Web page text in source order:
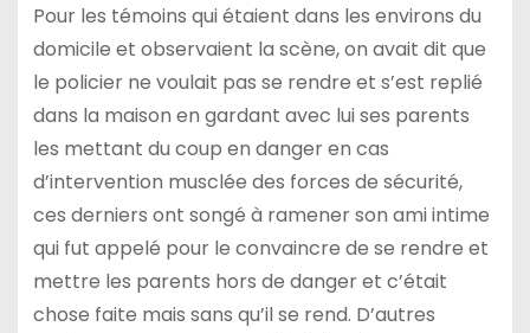
Pour les témoins qui étaient dans les environs du
domicile et observaient la scène, on avait dit que
le policier ne voulait pas se rendre et s’est replié
dans la maison en gardant avec lui ses parents
les mettant du coup en danger en cas
d’intervention musclée des forces de sécurité,
ces derniers ont songé à ramener son ami intime
qui fut appelé pour le convaincre de se rendre et
mettre les parents hors de danger et c’était
chose faite mais sans qu’il se rend. D’autres